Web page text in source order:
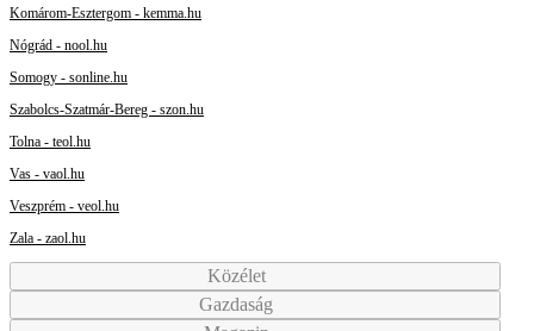
Komárom-Esztergom - kemma.hu
Nógrád - nool.hu
Somogy - sonline.hu
Szabolcs-Szatmár-Bereg - szon.hu
Tolna - teol.hu
Vas - vaol.hu
Veszprém - veol.hu
Zala - zaol.hu
Közélet
Gazdaság